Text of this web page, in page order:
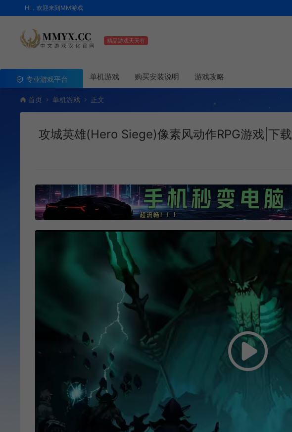
HI，欢迎来到MM游戏
精品游戏天天有
专业游戏平台 单机游戏 购买安装说明 游戏攻略
首页 单机游戏 正文
攻城英雄(Hero Siege)像素风动作RPG游戏|下载